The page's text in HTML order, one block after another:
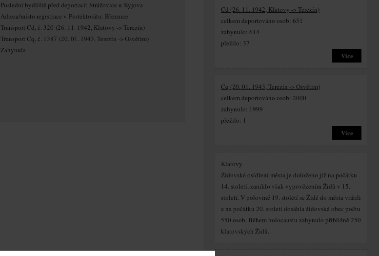
Poslední bydliště před deportací: Strážovice u Kyjova
Adresa/místo registrace v Protektorátu: Březnice
Transport Cd, č. 320 (26. 11. 1942, Klatovy -> Terezín)
Transport Cq, č. 1387 (20. 01. 1943, Terezín -> Osvětim)
Zahynula
Cd (26. 11. 1942, Klatovy -> Terezín)
celkem deportováno osob: 651
zahynulo: 614
přežilo: 37
Více
Cq (20. 01. 1943, Terezín -> Osvětim)
celkem deportováno osob: 2000
zahynulo: 1999
přežilo: 1
Více
Klatovy
Židovské osídlení města je doloženo již na počátku
14. století, zaniklo však vypovězením Židů v 15.
století. V polovině 19. století se Židé do města vrátili
a na počátku 20. století dosáhla židovská obec počtu
550 osob. Během holocaustu zahynulo přibližně 250
klatovských Židů.